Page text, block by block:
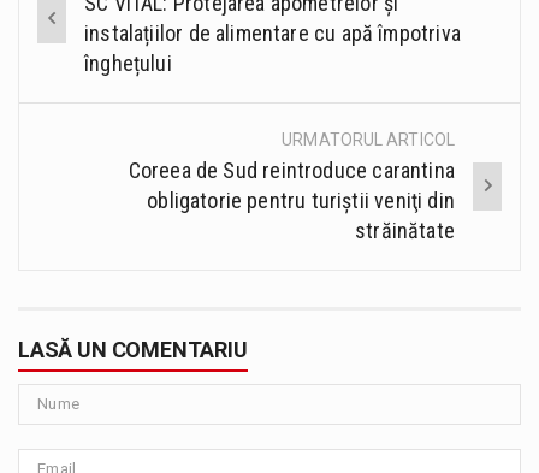
navigation
instalațiilor de alimentare cu apă împotriva
înghețului
URMATORUL ARTICOL
Coreea de Sud reintroduce carantina
obligatorie pentru turiştii veniţi din
străinătate
LASĂ UN COMENTARIU